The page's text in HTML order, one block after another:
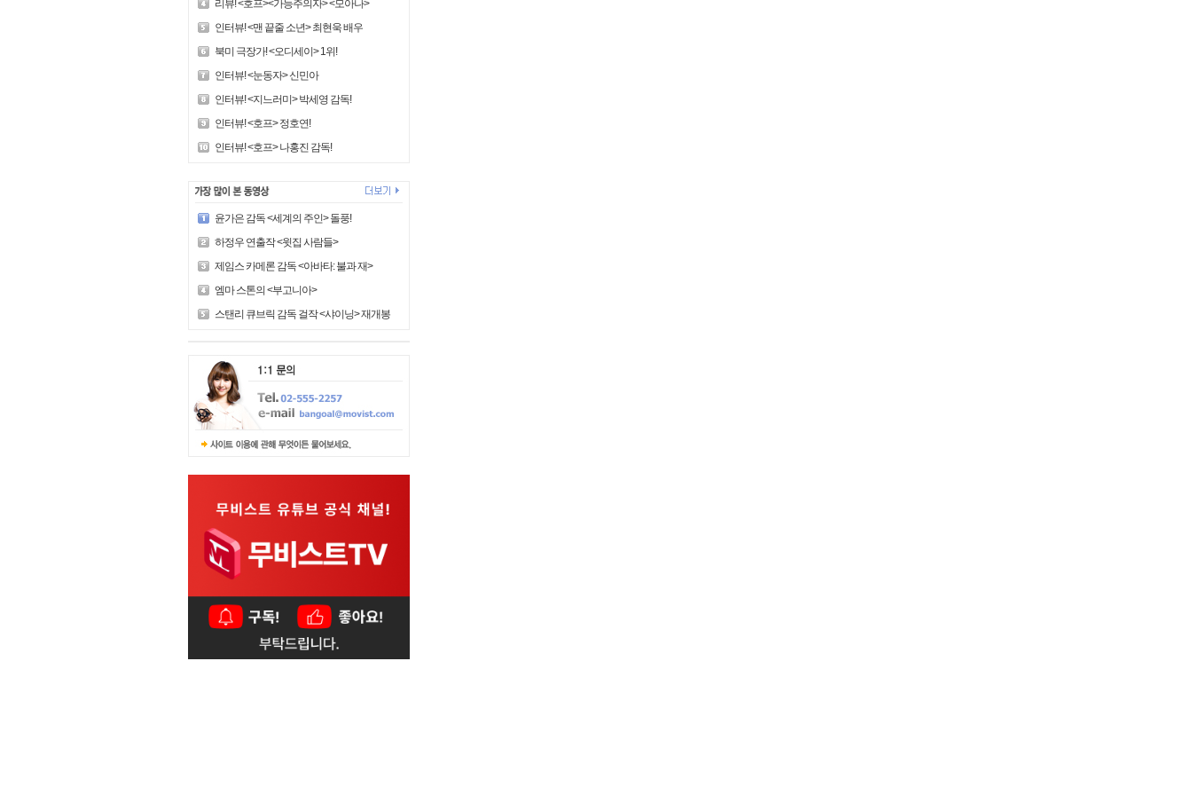
리뷰! <호프><가능주의자> <모아나>
인터뷰! <맨 끝줄 소년> 최현욱 배우
북미 극장가! <오디세이> 1위!
인터뷰! <눈동자> 신민아
인터뷰! <지느러미> 박세영 감독!
인터뷰! <호프> 정호연!
인터뷰! <호프> 나홍진 감독!
윤가은 감독 <세계의 주인> 돌풍!
하정우 연출작 <윗집 사람들>
제임스 카메론 감독 <아바타: 불과 재>
엠마 스톤의 <부고니아>
스탠리 큐브릭 감독 걸작 <샤이닝> 재개봉!